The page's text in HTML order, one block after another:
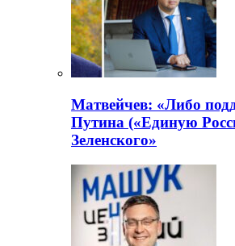
Матвейчев: «Либо
Путина («Единую
Зеленского»